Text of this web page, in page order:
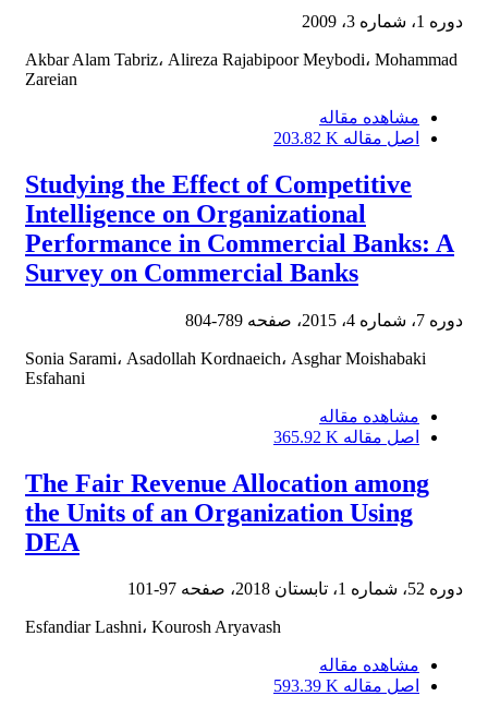
دوره 1، شماره 3، 2009
Akbar Alam Tabriz، Alireza Rajabipoor Meybodi، Mohammad
Zareian
مشاهده مقاله
اصل مقاله 203.82 K
Studying the Effect of Competitive
Intelligence on Organizational
Performance in Commercial Banks: A
Survey on Commercial Banks
دوره 7، شماره 4، 2015، صفحه 789-804
Sonia Sarami، Asadollah Kordnaeich، Asghar Moishabaki
Esfahani
مشاهده مقاله
اصل مقاله 365.92 K
The Fair Revenue Allocation among
the Units of an Organization Using
DEA
دوره 52، شماره 1، تابستان 2018، صفحه 97-101
Esfandiar Lashni، Kourosh Aryavash
مشاهده مقاله
اصل مقاله 593.39 K